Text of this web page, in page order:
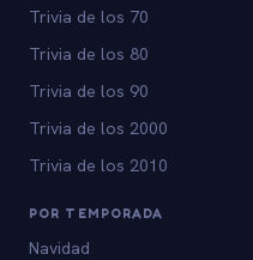
Trivia de los 70
Trivia de los 80
Trivia de los 90
Trivia de los 2000
Trivia de los 2010
POR TEMPORADA
Navidad